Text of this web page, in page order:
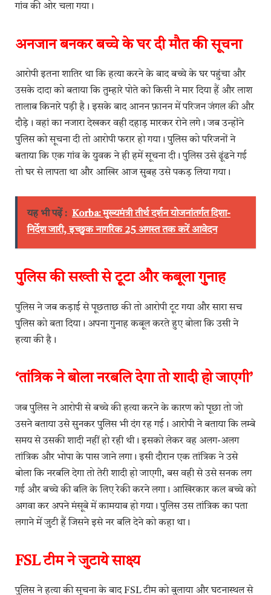
गांव की ओर चला गया।
अनजान बनकर बच्चे के घर दी मौत की सूचना
आरोपी इतना शातिर था कि हत्या करने के बाद बच्चे के घर पहुंचा और
उसके दादा को बताया कि तुम्हारे पोते को किसी ने मार दिया हैं और लाश
तालाब किनारे पड़ी है। इसके बाद आनन फ़ानन में परिजन जंगल की और
दौड़े। वहां का नजारा देखकर वही दहाड़ मारकर रोने लगे। जब उन्होंने
पुलिस को सूचना दी तो आरोपी फरार हो गया। पुलिस को परिजनों ने
बताया कि एक गांव के युवक ने ही हमें सूचना दी। पुलिस उसे ढूंढने गई
तो घर से लापता था और आखिर आज सुबह उसे पकड़ लिया गया।
यह भी पढ़ें : Korba: मुख्यमंत्री तीर्थ दर्शन योजनांतर्गत दिशा-
निर्देश जारी, इच्छुक नागरिक 25 अगस्त तक करें आवेदन
पुलिस की सख्ती से टूटा और कबूला गुनाह
पुलिस ने जब कड़ाई से पूछताछ की तो आरोपी टूट गया और सारा सच
पुलिस को बता दिया। अपना गुनाह कबूल करते हुए बोला कि उसी ने
हत्या की है।
‘तांत्रिक ने बोला नरबलि देगा तो शादी हो जाएगी’
जब पुलिस ने आरोपी से बच्चे की हत्या करने के कारण को पूछा तो जो
उसने बताया उसे सुनकर पुलिस भी दंग रह गई। आरोपी ने बताया कि लम्बे
समय से उसकी शादी नहीं हो रही थी। इसको लेकर वह अलग-अलग
तांत्रिक और भोपा के पास जाने लगा। इसी दौरान एक तांत्रिक ने उसे
बोला कि नरबलि देगा तो तेरी शादी हो जाएगी, बस वही से उसे सनक लग
गई और बच्चे की बलि के लिए रेकी करने लगा। आखिरकार कल बच्चे को
अगवा कर अपने मंसूबे में कामयाब हो गया। पुलिस उस तांत्रिक का पता
लगाने में जुटी हैं जिसने इसे नर बलि देने को कहा था।
FSL टीम ने जुटाये साक्ष्य
पुलिस ने हत्या की सूचना के बाद FSL टीम को बुलाया और घटनास्थल से